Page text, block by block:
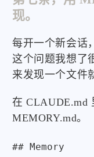
现。
每开一个新会话
这个问题我想了
来发现一个文件
在 CLAUDE.md
MEMORY.md。
## Memory